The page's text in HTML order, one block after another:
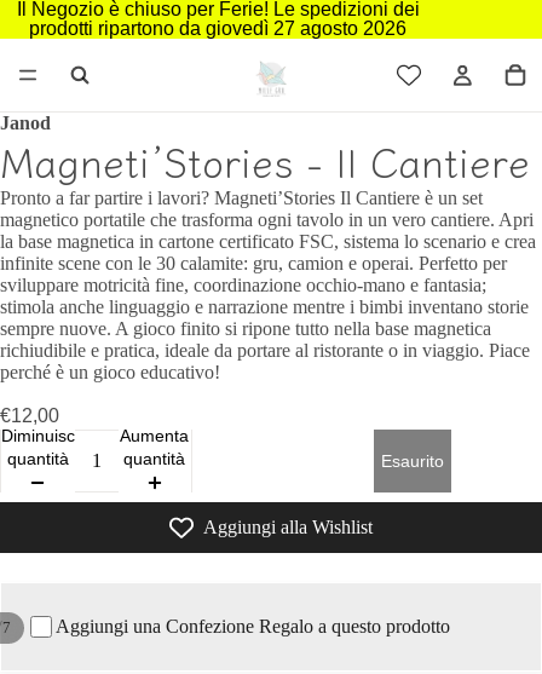
Il Negozio è chiuso per Ferie! Le spedizioni dei
prodotti ripartono da giovedì 27 agosto 2026
7
Janod
Magneti’Stories - Il Cantiere
Pronto a far partire i lavori? Magneti’Stories Il Cantiere è un set
magnetico portatile che trasforma ogni tavolo in un vero cantiere. Apri
la base magnetica in cartone certificato FSC, sistema lo scenario e crea
infinite scene con le 30 calamite: gru, camion e operai. Perfetto per
sviluppare motricità fine, coordinazione occhio-mano e fantasia;
stimola anche linguaggio e narrazione mentre i bimbi inventano storie
sempre nuove. A gioco finito si ripone tutto nella base magnetica
richiudibile e pratica, ideale da portare al ristorante o in viaggio. Piace
perché è un gioco educativo!
€12,00
Diminuisci
quantità
Aumenta
quantità
Esaurito
Aggiungi alla Wishlist
Aggiungi una Confezione Regalo a questo prodotto